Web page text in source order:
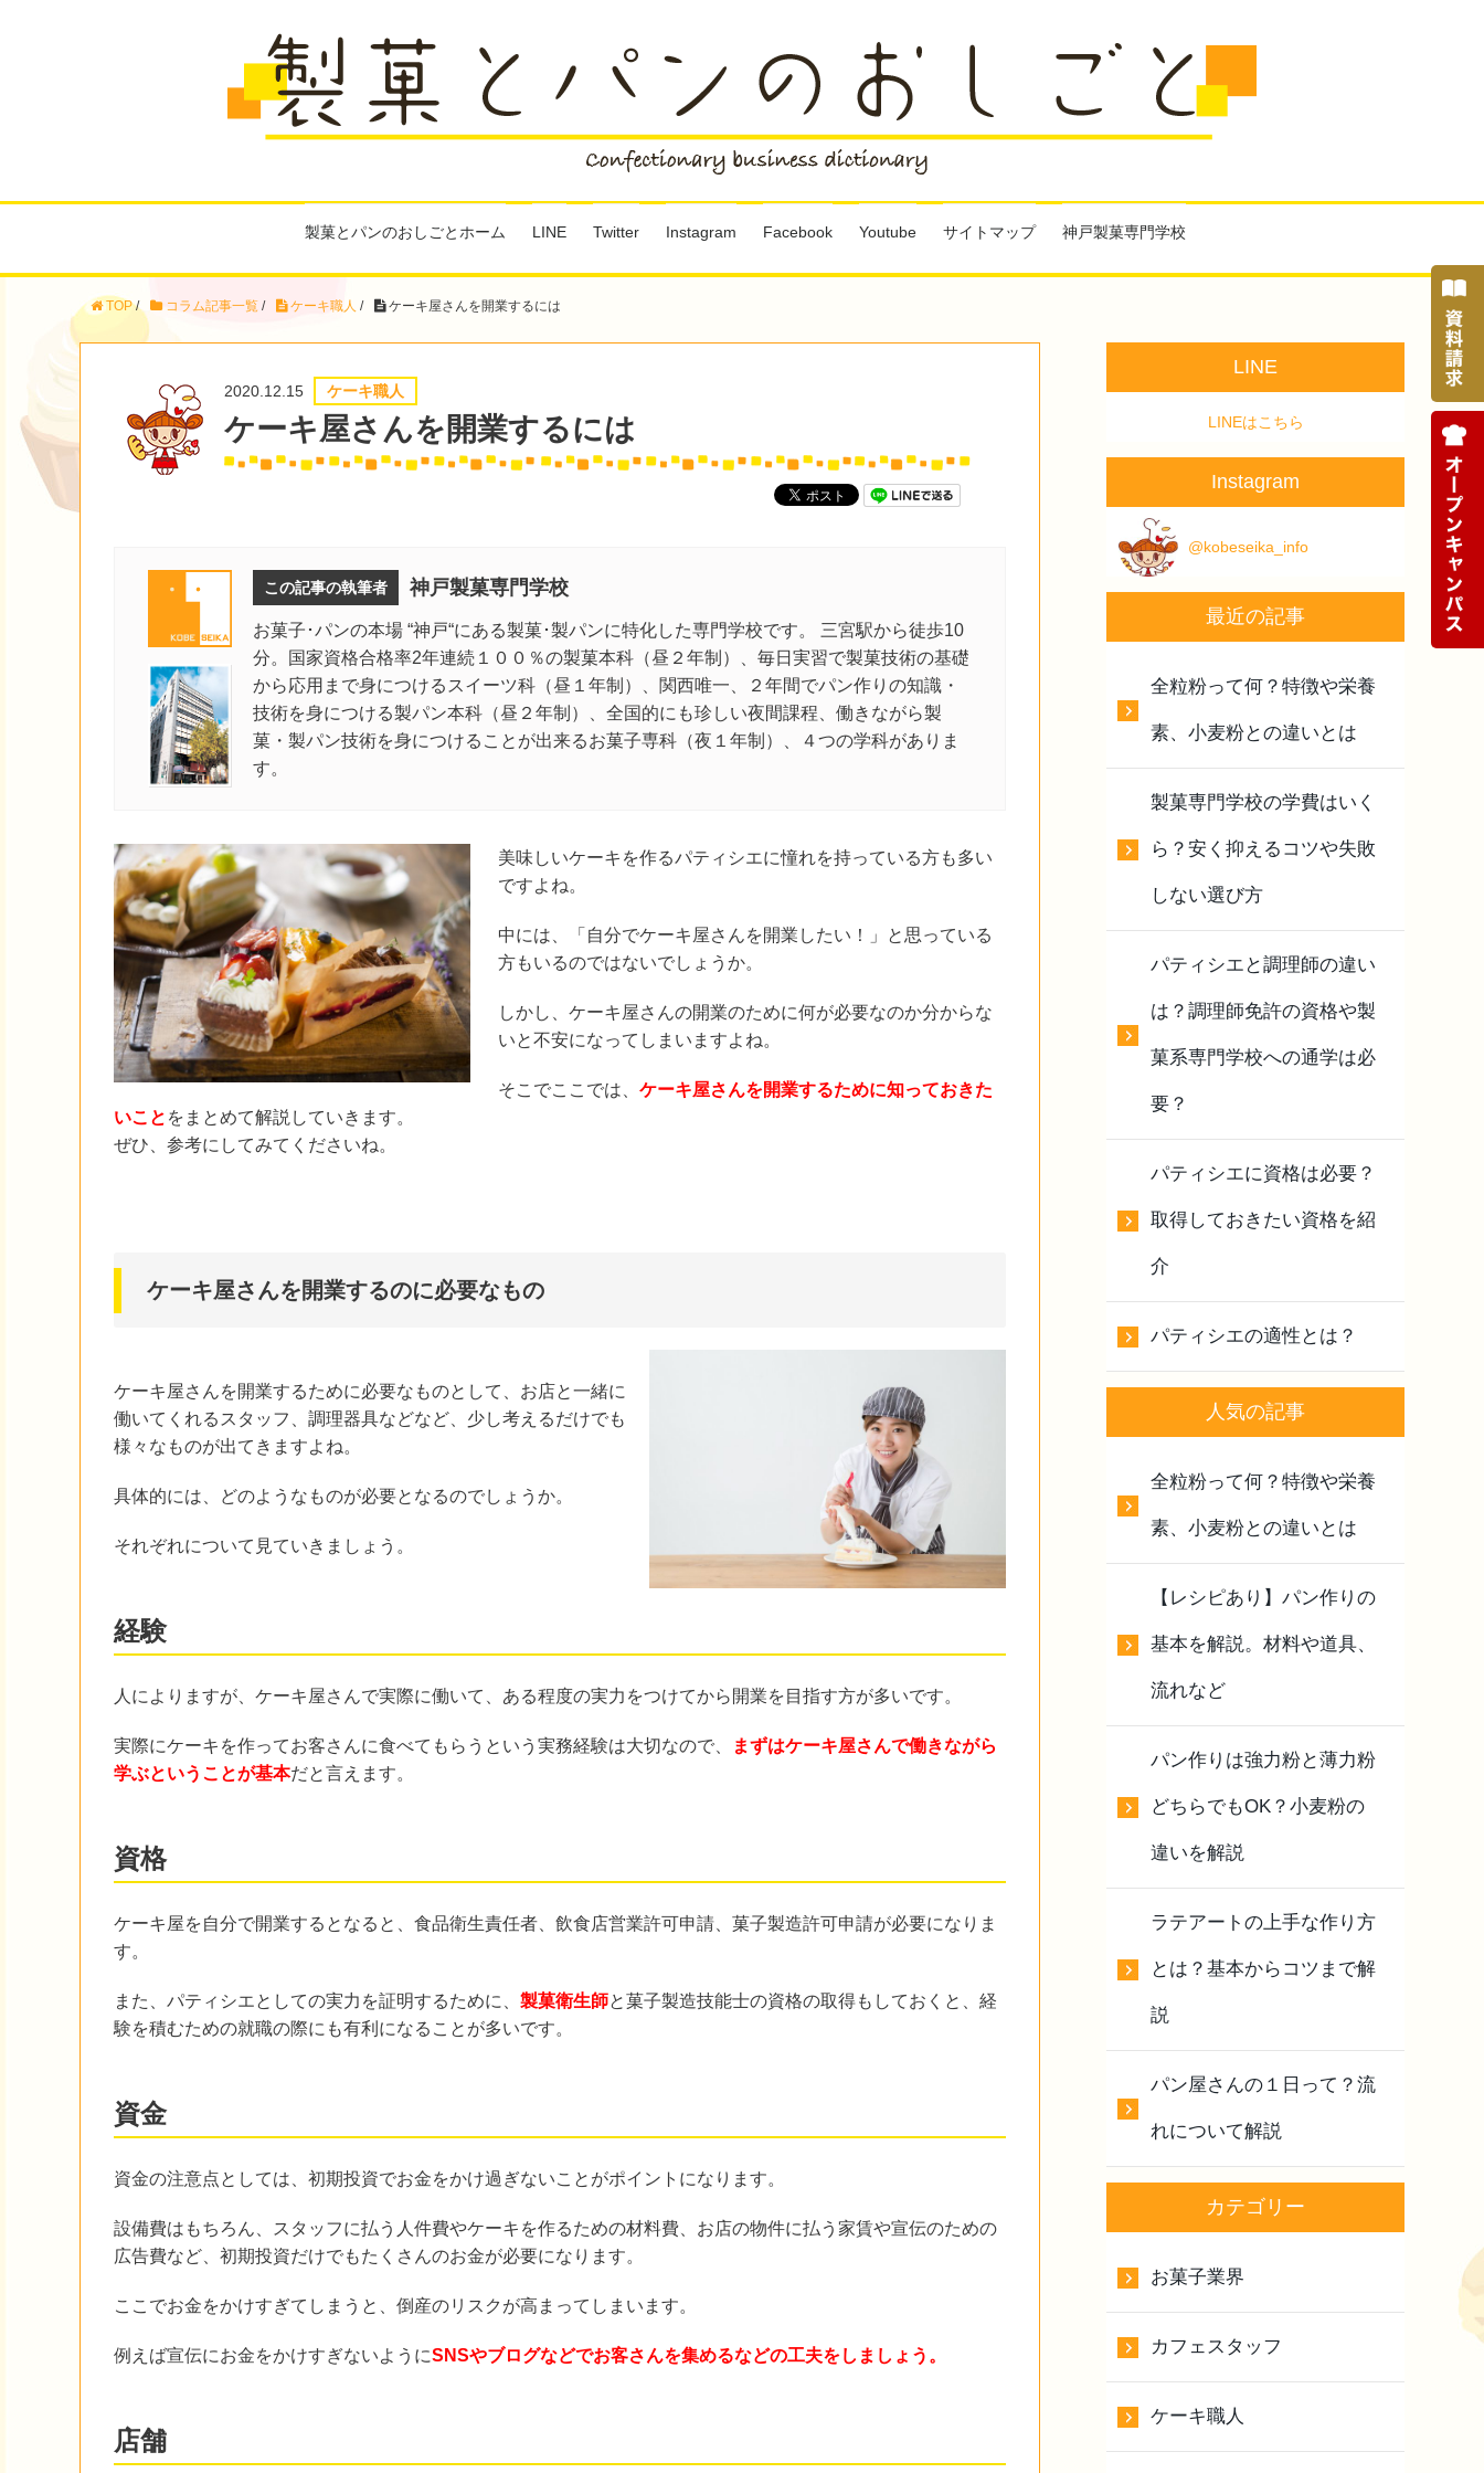
製菓とパンのおしごとホーム LINE Twitter Instagram Facebook Youtube サイトマップ 神戸製菓専門学校
TOP / コラム記事一覧 / ケーキ職人 / ケーキ屋さんを開業するには
2020.12.15 ケーキ職人
ケーキ屋さんを開業するには
この記事の執筆者 神戸製菓専門学校
お菓子･パンの本場 “神戸“にある製菓･製パンに特化した専門学校です。 三宮駅から徒歩10
分。国家資格合格率2年連続１００％の製菓本科（昼２年制）、毎日実習で製菓技術の基礎
から応用まで身につけるスイーツ科（昼１年制）、関西唯一、２年間でパン作りの知識・
技術を身につける製パン本科（昼２年制）、全国的にも珍しい夜間課程、働きながら製
菓・製パン技術を身につけることが出来るお菓子専科（夜１年制）、４つの学科がありま
す。
美味しいケーキを作るパティシエに憧れを持っている方も多い
ですよね。
中には、「自分でケーキ屋さんを開業したい！」と思っている
方もいるのではないでしょうか。
しかし、ケーキ屋さんの開業のために何が必要なのか分からな
いと不安になってしまいますよね。
そこでここでは、ケーキ屋さんを開業するために知っておきた
いこと をまとめて解説していきます。
ぜひ、参考にしてみてくださいね。
ケーキ屋さんを開業するのに必要なもの
ケーキ屋さんを開業するために必要なものとして、お店と一緒に
働いてくれるスタッフ、調理器具などなど、少し考えるだけでも
様々なものが出てきますよね。
具体的には、どのようなものが必要となるのでしょうか。
それぞれについて見ていきましょう。
経験
人によりますが、ケーキ屋さんで実際に働いて、ある程度の実力をつけてから開業を目指す方が多いです。
実際にケーキを作ってお客さんに食べてもらうという実務経験は大切なので、
まずはケーキ屋さんで働きながら
学ぶということが基本だと言えます。
資格
ケーキ屋を自分で開業するとなると、食品衛生責任者、飲食店営業許可申請、菓子製造許可申請が必要になりま
す。
また、パティシエとしての実力を証明するために、 製菓衛生師と菓子製造技能士の資格の取得もしておくと、経
験を積むための就職の際にも有利になることが多いです。
資金
資金の注意点としては、初期投資でお金をかけ過ぎないことがポイントになります。
設備費はもちろん、スタッフに払う人件費やケーキを作るための材料費、お店の物件に払う家賃や宣伝のための
広告費など、初期投資だけでもたくさんのお金が必要になります。
ここでお金をかけすぎてしまうと、倒産のリスクが高まってしまいます。
例えば宣伝にお金をかけすぎないようにSNSやブログなどでお客さんを集めるなどの工夫をしましょう。
店舗
LINE
LINEはこちら
Instagram
@kobeseika_info
最近の記事
全粒粉って何？特徴や栄養
素、小麦粉との違いとは
製菓専門学校の学費はいく
ら？安く抑えるコツや失敗
しない選び方
パティシエと調理師の違い
は？調理師免許の資格や製
菓系専門学校への通学は必
要？
パティシエに資格は必要？
取得しておきたい資格を紹
介
パティシエの適性とは？
人気の記事
全粒粉って何？特徴や栄養
素、小麦粉との違いとは
【レシピあり】パン作りの
基本を解説。材料や道具、
流れなど
パン作りは強力粉と薄力粉
どちらでもOK？小麦粉の
違いを解説
ラテアートの上手な作り方
とは？基本からコツまで解
説
パン屋さんの１日って？流
れについて解説
カテゴリー
お菓子業界
カフェスタッフ
ケーキ職人